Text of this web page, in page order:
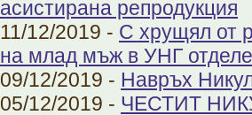
aсистирана репродукция
11/12/2019 - С хрущял от
на млад мъж в УНГ
09/12/2019 - Навръх
05/12/2019 - ЧЕСТИТ